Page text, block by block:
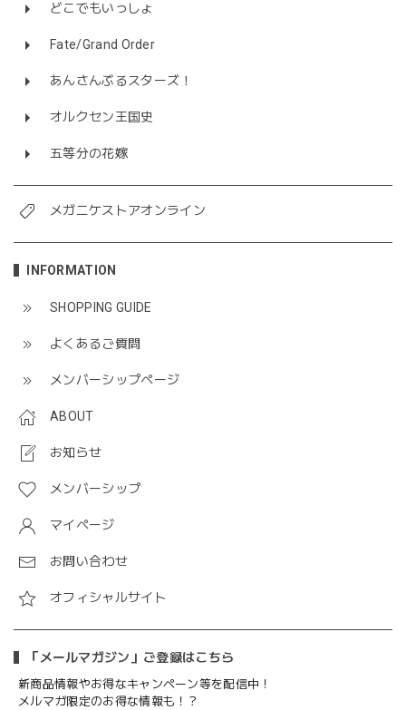
どこでもいっしょ
Fate/Grand Order
あんさんぶるスターズ！
オルクセン王国史
五等分の花嫁
メガニケストアオンライン
INFORMATION
SHOPPING GUIDE
よくあるご質問
メンバーシップページ
ABOUT
お知らせ
メンバーシップ
マイページ
お問い合わせ
オフィシャルサイト
「メールマガジン」ご登録はこちら
新商品情報やお得なキャンペーン等を配信中！
メルマガ限定のお得な情報も！？